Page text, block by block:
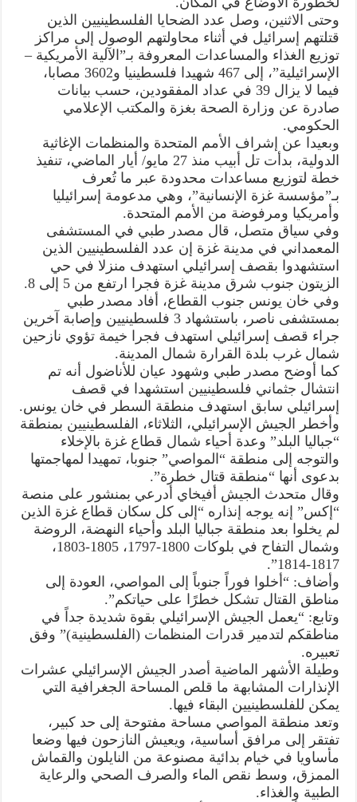
وحتى الاثنين، وصل عدد الضحايا الفلسطينيين الذين
قتلتهم إسرائيل في أثناء محاولتهم الوصول إلى مراكز
توزيع الغذاء والمساعدات المعروفة بـ”الآلية الأمريكية –
الإسرائيلية”، إلى 467 شهيدا فلسطينيا و3602 مصابا،
فيما لا يزال 39 في عداد المفقودين، حسب بيانات
صادرة عن وزارة الصحة بغزة والمكتب الإعلامي
الحكومي.
وبعيدا عن إشراف الأمم المتحدة والمنظمات الإغاثية
الدولية، بدأت تل أبيب منذ 27 مايو/ أيار الماضي، تنفيذ
خطة لتوزيع مساعدات محدودة عبر ما تُعرف
بـ”مؤسسة غزة الإنسانية”، وهي مدعومة إسرائيليا
وأمريكيا ومرفوضة من الأمم المتحدة.
وفي سياق متصل، قال مصدر طبي في المستشفى
المعمداني في مدينة غزة إن عدد الفلسطينيين الذين
استشهدوا بقصف إسرائيلي استهدف منزلا في حي
الزيتون جنوب شرق مدينة غزة فجرا ارتفع من 5 إلى 8.
وفي خان يونس جنوب القطاع، أفاد مصدر طبي
بمستشفى ناصر، باستشهاد 3 فلسطينيين وإصابة آخرين
جراء قصف إسرائيلي استهدف فجرا خيمة تؤوي نازحين
شمال غرب بلدة القرارة شمال المدينة.
كما أوضح مصدر طبي وشهود عيان للأناضول أنه تم
انتشال جثماني فلسطينيين استشهدا في قصف
إسرائيلي سابق استهدف منطقة السطر في خان يونس.
وأخطر الجيش الإسرائيلي، الثلاثاء، الفلسطينيين بمنطقة
“جباليا البلد” وعدة أحياء شمال قطاع غزة بالإخلاء
والتوجه إلى منطقة “المواصي” جنوبا، تمهيدا لمهاجمتها
بدعوى أنها “منطقة قتال خطرة”.
وقال متحدث الجيش أفيخاي أدرعي بمنشور على منصة
“إكس” إنه يوجه إنذاره “إلى كل سكان قطاع غزة الذين
لم يخلوا بعد منطقة جباليا البلد وأحياء النهضة، الروضة
وشمال التفاح في بلوكات 1800-1797، 1805-1803،
1817-1814”.
وأضاف: “أخلوا فوراً جنوباً إلى المواصي، العودة إلى
مناطق القتال تشكل خطرًا على حياتكم”.
وتابع: “يعمل الجيش الإسرائيلي بقوة شديدة جداً في
مناطقكم لتدمير قدرات المنظمات (الفلسطينية)” وفق
تعبيره.
وطيلة الأشهر الماضية أصدر الجيش الإسرائيلي عشرات
الإنذارات المشابهة ما قلص المساحة الجغرافية التي
يمكن للفلسطينيين البقاء فيها.
وتعد منطقة المواصي مساحة مفتوحة إلى حد كبير،
تفتقر إلى مرافق أساسية، ويعيش النازحون فيها وضعا
مأساويا في خيام بدائية مصنوعة من النايلون والقماش
الممزق، وسط نقص الماء والصرف الصحي والرعاية
الطبية والغذاء.